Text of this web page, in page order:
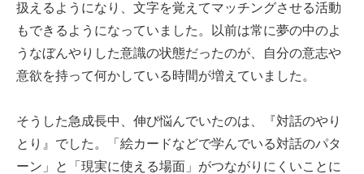
扱えるようになり、文字を覚えてマッチングさせる活動
もできるようになっていました。以前は常に夢の中のよ
うなぼんやりした意識の状態だったのが、自分の意志や
意欲を持って何かしている時間が増えていました。
そうした急成長中、伸び悩んでいたのは、『対話のやり
とり』でした。「絵カードなどで学んでいる対話のパタ
ーン」と「現実に使える場面」がつながりにくいことに